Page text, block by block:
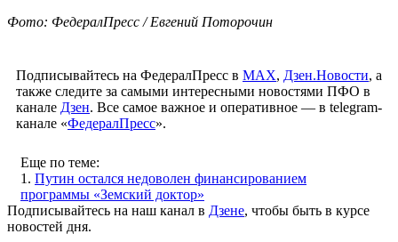
Фото: ФедералПресс / Евгений Поторочин
Подписывайтесь на ФедералПресс в МАХ, Дзен.Новости, а
также следите за самыми интересными новостями ПФО в
канале Дзен. Все самое важное и оперативное — в telegram-
канале «ФедералПресс».
Еще по теме:
1. Путин остался недоволен финансированием
программы «Земский доктор»
Подписывайтесь на наш канал в Дзене, чтобы быть в курсе
новостей дня.